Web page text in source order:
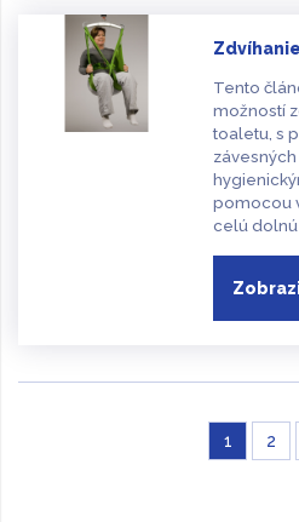
Tento
možností
toaletu, s
pomocou
celú dolnú
1 2